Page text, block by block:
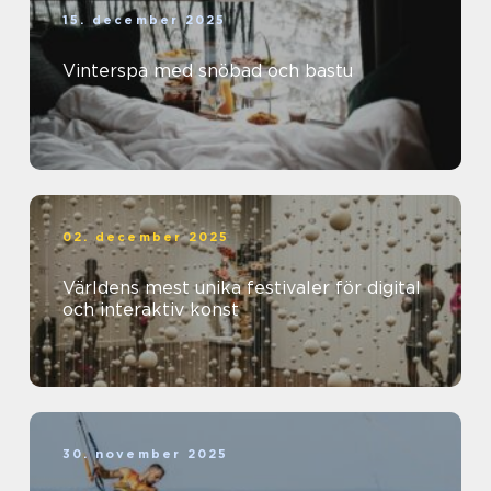
15. december 2025
Vinterspa med snöbad och bastu
02. december 2025
Världens mest unika festivaler för digital
och interaktiv konst
30. november 2025